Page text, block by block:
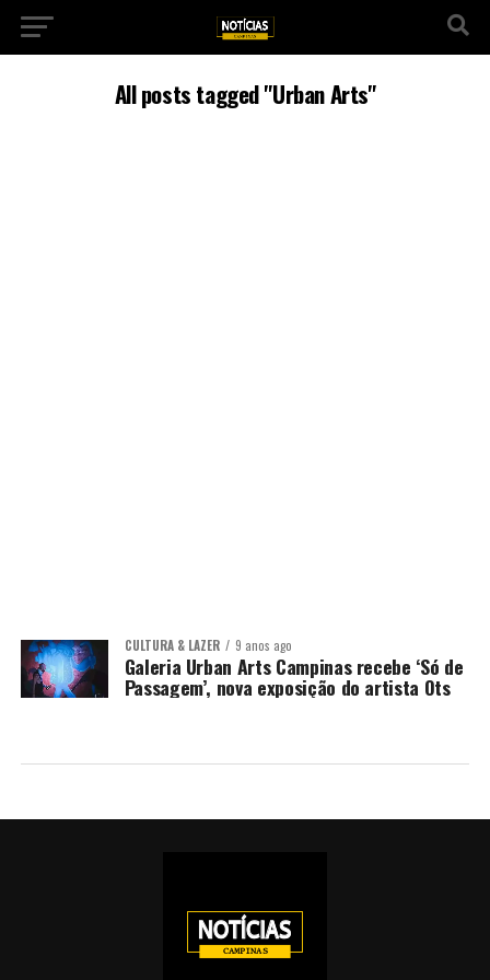
All posts tagged "Urban Arts"
CULTURA & LAZER 9 anos ago
Galeria Urban Arts Campinas recebe ‘Só de
Passagem’, nova exposição do artista Ots